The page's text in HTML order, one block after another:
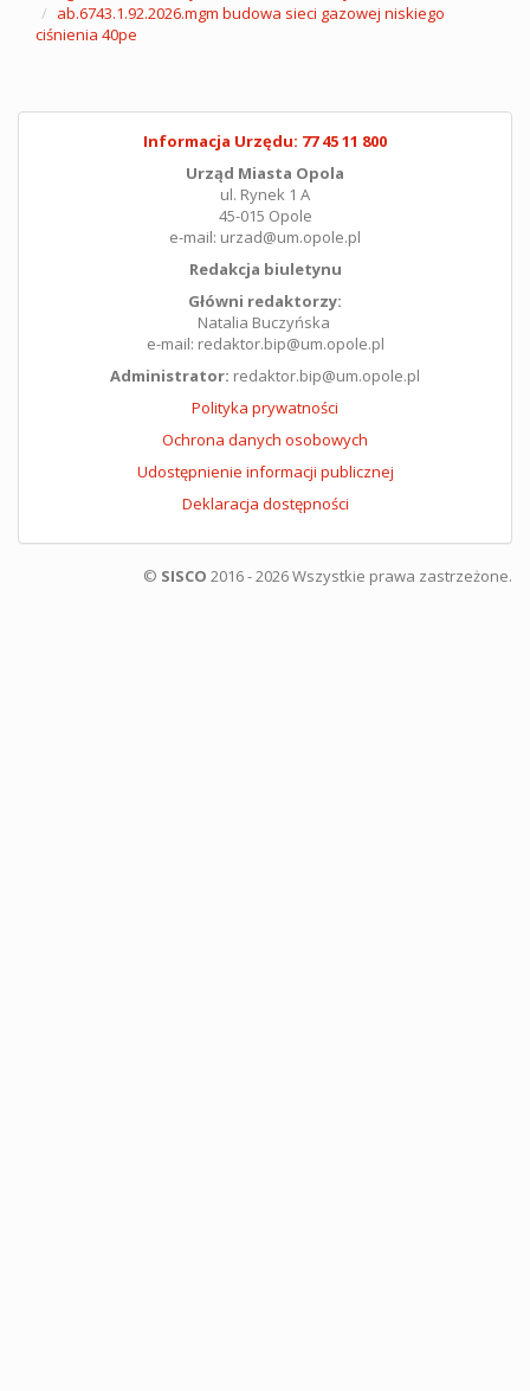
ab.6743.1.92.2026.mgm budowa sieci gazowej niskiego
ciśnienia 40pe
Informacja Urzędu: 77 45 11 800
Urząd Miasta Opola
ul. Rynek 1 A
45-015 Opole
e-mail: urzad@um.opole.pl
Redakcja biuletynu
Główni redaktorzy:
Natalia Buczyńska
e-mail: redaktor.bip@um.opole.pl
Administrator: redaktor.bip@um.opole.pl
Polityka prywatności
Ochrona danych osobowych
Udostępnienie informacji publicznej
Deklaracja dostępności
© SISCO 2016 - 2026 Wszystkie prawa zastrzeżone.